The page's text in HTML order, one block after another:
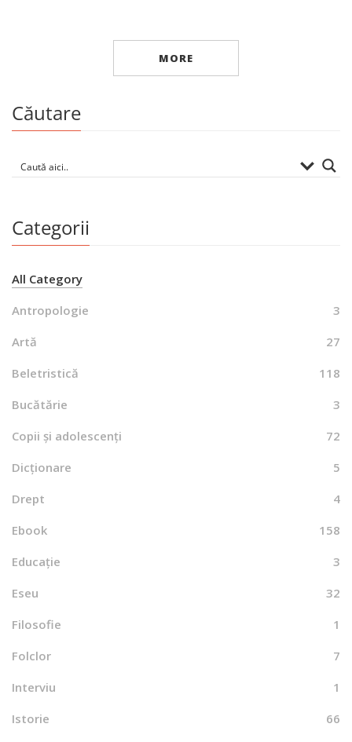
MORE
Căutare
Categorii
All Category
Antropologie
3
Artă
27
Beletristică
118
Bucătărie
3
Copii și adolescenți
72
Dicționare
5
Drept
4
Ebook
158
Educație
3
Eseu
32
Filosofie
1
Folclor
7
Interviu
1
Istorie
66